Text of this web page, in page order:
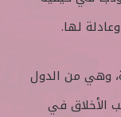
لها.
وهي من الدول
الأخلاق في